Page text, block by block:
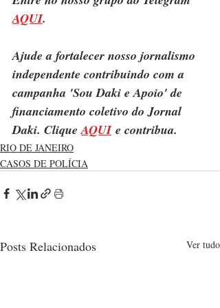
AQUI.
Ajude a fortalecer nosso jornalismo
independente contribuindo com a
campanha 'Sou Daki e Apoio' de
financiamento coletivo do Jornal
Daki. Clique AQUI e contribua.
RIO DE JANEIRO
CASOS DE POLÍCIA
Posts Relacionados Ver tudo